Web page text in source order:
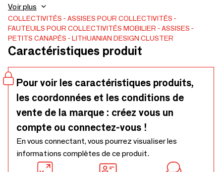
subtils tels que le porte-journaux ou le jeté apportent
encore plus de confort.
Voir plus
COLLECTIVITÉS
ASSISES POUR COLLECTIVITÉS
FAUTEUILS POUR COLLECTIVITÉS MOBILIER
ASSISES
PETITS CANAPÉS
LITHUANIAN DESIGN CLUSTER
Caractéristiques produit
Pour voir les caractéristiques produits,
les coordonnées et les conditions de
vente de la marque : créez vous un
compte ou connectez-vous !
En vous connectant, vous pourrez visualiser les
informations complètes de ce produit.